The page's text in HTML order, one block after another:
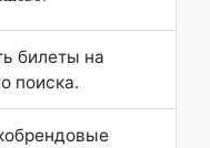
билеты на
поиска.